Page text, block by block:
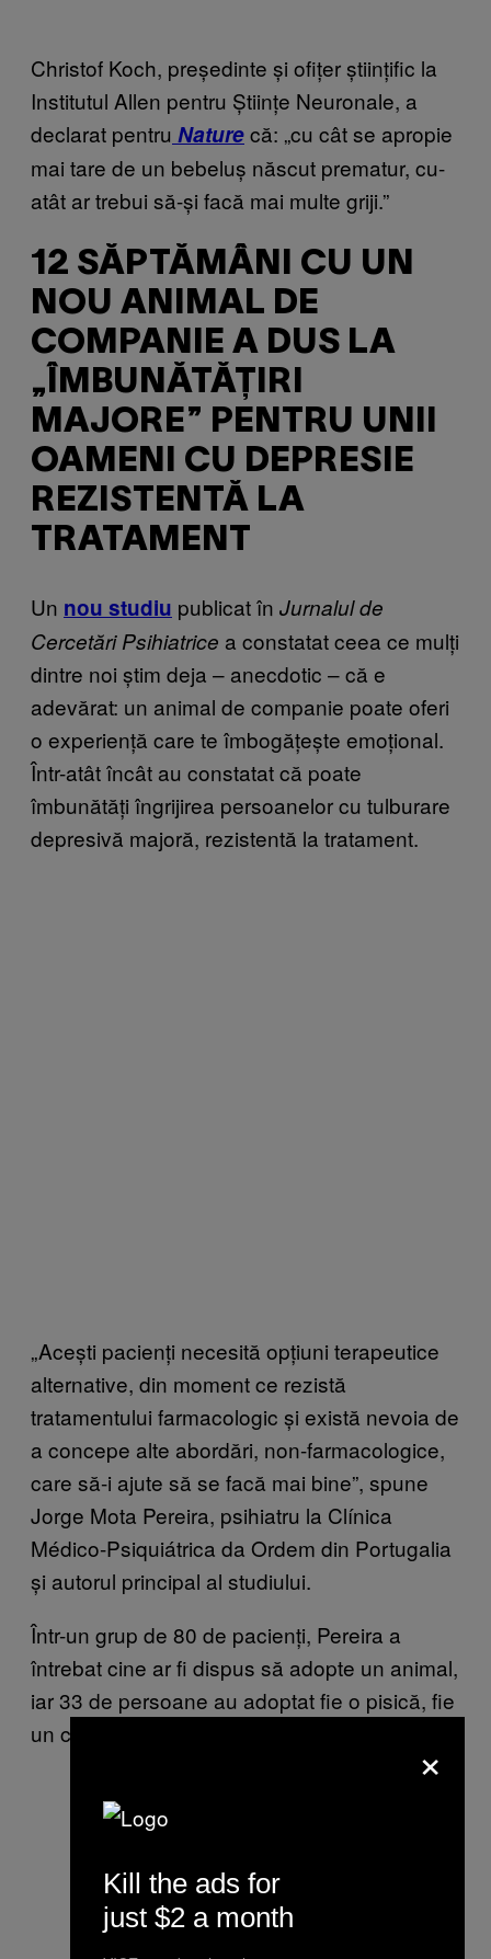
Christof Koch, președinte și ofițer științific la
Institutul Allen pentru Științe Neuronale, a
declarat pentru Naturecă: „cu cât se apropie
mai tare de un bebeluș născut prematur, cu-
atât ar trebui să-și facă mai multe griji.”
12 SĂPTĂMÂNI CU UN
NOU ANIMAL DE
COMPANIE A DUS LA
„ÎMBUNĂTĂȚIRI
MAJORE” PENTRU UNII
OAMENI CU DEPRESIE
REZISTENTĂ LA
TRATAMENT
Un nou studiu publicat în Jurnalul de
Cercetări Psihiatrice a constatat ceea ce mulți
dintre noi știm deja – anecdotic – că e
adevărat: un animal de companie poate oferi
o experiență care te îmbogățește emoțional.
Într-atât încât au constatat că poate
îmbunătăți îngrijirea persoanelor cu tulburare
depresivă majoră, rezistentă la tratament.
„Acești pacienți necesită opțiuni terapeutice
alternative, din moment ce rezistă
tratamentului farmacologic și există nevoia de
a concepe alte abordări, non-farmacologice,
care să-i ajute să se facă mai bine”, spune
Jorge Mota Pereira, psihiatru la Clínica
Médico-Psiquiátrica da Ordem din Portugalia
și autorul principal al studiului.
Într-un grup de 80 de pacienți, Pereira a
întrebat cine ar fi dispus să adopte un animal,
iar 33 de persoane au adoptat fie o pisică, fie
un câine. (20 au primit câini, iar șapte pisici.)×
Kill the ads for
just $2 a month